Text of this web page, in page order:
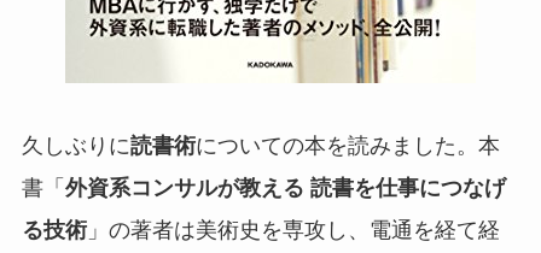
久しぶりに読書術についての本を読みました。本
書「 外資系コンサルが教える 読書を仕事につなげ
る技術」の著者は美術史を専攻し、電通を経て経